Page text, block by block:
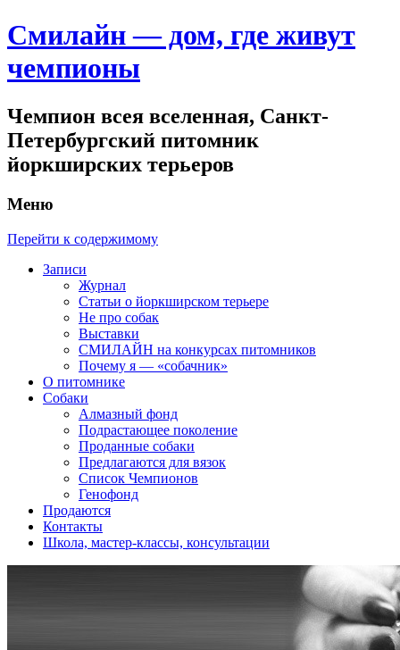
Смилайн — дом, где живут
чемпионы
Чемпион всея вселенная, Санкт-
Петербургский питомник
йоркширских терьеров
Меню
Перейти к содержимому
Записи
Журнал
Статьи о йоркширском терьере
Не про собак
Выставки
СМИЛАЙН на конкурсах питомников
Почему я — «собачник»
О питомнике
Собаки
Алмазный фонд
Подрастающее поколение
Проданные собаки
Предлагаются для вязок
Список Чемпионов
Генофонд
Продаются
Контакты
Школа, мастер-классы, консультации